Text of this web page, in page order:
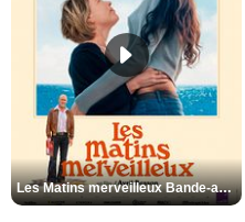
Les Matins merveilleux Bande-annonce VF